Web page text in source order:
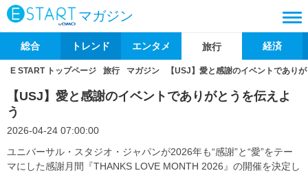
マガジン
総合 トレンド エンタメ 旅行 経済
E START トップページ 旅行 マガジン 【USJ】愛と感謝のイベントであり
【USJ】愛と感謝のイベントでありがとうを伝えよ
う
2026-04-24 07:00:00
ユニバーサル・スタジオ・ジャパンが2026年も“感謝”と“愛”をテー
マにした感謝月間『THANKS LOVE MONTH 2026』の開催を決定し